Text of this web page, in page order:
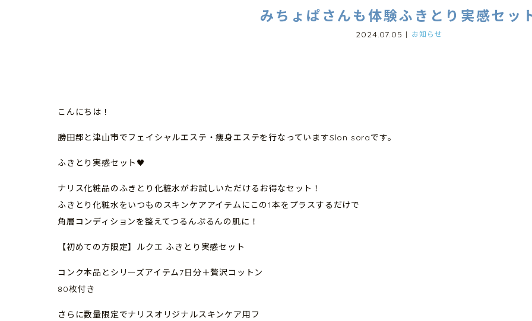
みちょぱさんも体験ふきとり実感セッ
2024.07.05 お知らせ
こんにちは！
勝田郡と津山市でフェイシャルエステ・痩身エステを行なっていますSlon soraです。
ふきとり実感セット🖤
ナリス化粧品のふきとり化粧水がお試しいただけるお得なセット！
ふきとり化粧水をいつものスキンケアアイテムにこの1本をプラスするだけで
角層コンディションを整えてつるんぷるんの肌に！
【初めての方限定】ルクエ ふきとり実感セット
コンク本品とシリーズアイテム7日分＋贅沢コットン
80枚付き
さらに数量限定でナリスオリジナルスキンケア用フ